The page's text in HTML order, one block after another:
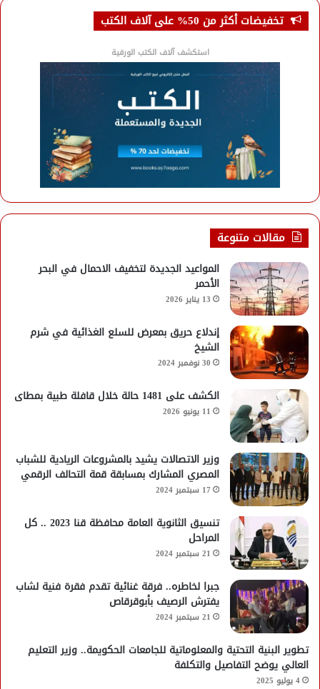
تخفيضات أكثر من 50% على آلاف الكتب
استكشف آلاف الكتب الورقية
مقالات متنوعة
المواعيد الجديدة لتخفيف الاحمال في البحر
الأحمر
13 يناير 2026
إندلاع حريق بمعرض للسلع الغذائية في شرم
الشيخ
30 نوفمبر 2024
الكشف على 1481 حالة خلال قافلة طبية بمطاى
11 يونيو 2026
وزير الاتصالات يشيد بالمشروعات الريادية للشباب
المصري المشارك بمسابقة قمة التحالف الرقمي
17 سبتمبر 2024
تنسيق الثانوية العامة محافظة قنا 2023 .. كل
المراحل
21 سبتمبر 2024
جبرا لخاطره.. فرقة غنائية تقدم فقرة فنية لشاب
يفترش الرصيف بأبوقرقاص
21 سبتمبر 2024
تطوير البنية التحتية والمعلوماتية للجامعات الحكويمة.. وزير التعليم
العالي يوضح التفاصيل والتكلفة
4 يوليو 2025